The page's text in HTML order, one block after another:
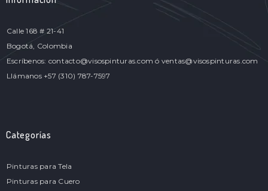
Calle 168 # 21-41
Bogotá, Colombia
Escríbenos: contacto@visospinturas.com ó ventas@visospinturas.com
Llámanos +57 (310) 787-7597
Categorías
Pinturas para Tela
Pinturas para Cuero